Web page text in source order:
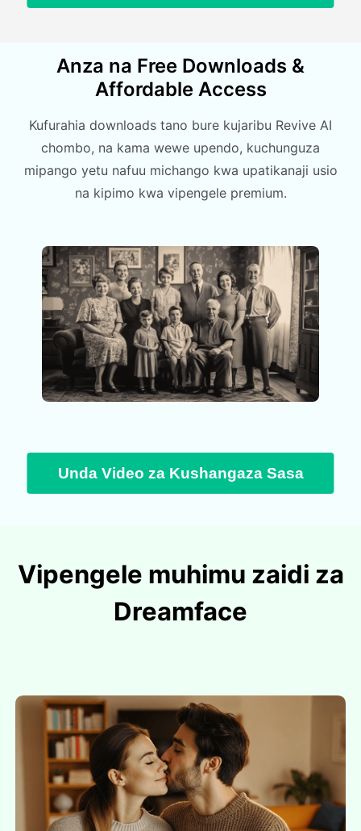
Anza na Free Downloads &
Affordable Access
Kufurahia downloads tano bure kujaribu Revive AI
chombo, na kama wewe upendo, kuchunguza
mipango yetu nafuu michango kwa upatikanaji usio
na kipimo kwa vipengele premium.
Unda Video za Kushangaza Sasa
Vipengele muhimu zaidi za
Dreamface